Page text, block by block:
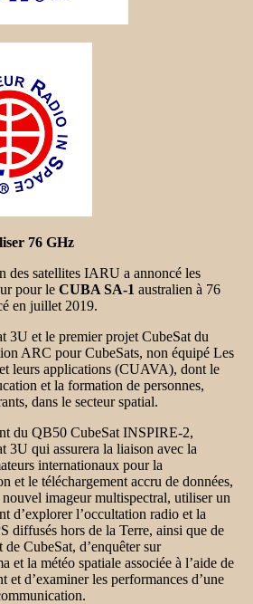
76 GHz
des satellites IARU a annoncé les
pour le CUBA SA-1 australien à 76
en juillet 2019.
3U et le premier projet CubeSat du
ARC pour CubeSats, non équipé Les
leurs applications (CUAVA), dont le
et la formation de personnes,
dans le secteur spatial.
du QB50 CubeSat INSPIRE-2,
3U qui assurera la liaison avec la
internationaux pour la
et le téléchargement accru de données,
imageur multispectral, utiliser un
d’explorer l’occultation radio et la
diffusés hors de la Terre, ainsi que de
CubeSat, d’enquêter sur
et la météo spatiale associée à l’aide de
et d’examiner les performances d’une